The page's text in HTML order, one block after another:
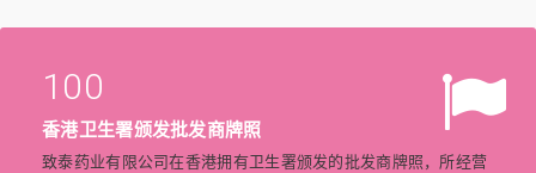
100
香港卫生署颁发批发商牌照
致泰药业有限公司在香港拥有卫生署颁发的批发商牌照，所经营